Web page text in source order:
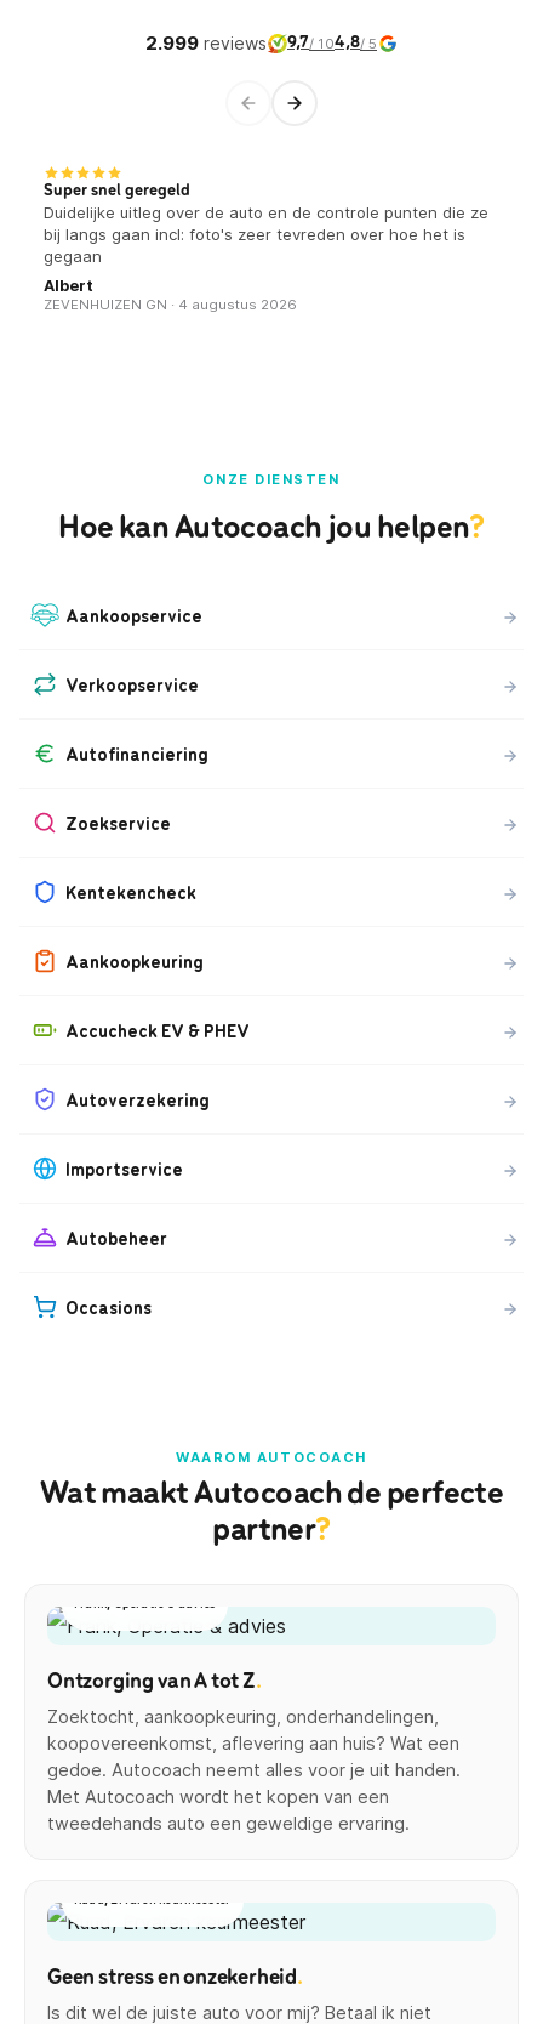
2.999 reviews 9,7/ 104,8/ 5
Super snel geregeld
Duidelijke uitleg over de auto en de controle punten die ze
bij langs gaan incl: foto's zeer tevreden over hoe het is
gegaan
Albert
ZEVENHUIZEN GN · 4 augustus 2026
ONZE DIENSTEN
Hoe kan Autocoach jou helpen?
Aankoopservice
Verkoopservice
Autofinanciering
Zoekservice
Kentekencheck
Aankoopkeuring
Accucheck EV & PHEV
Autoverzekering
Importservice
Autobeheer
Occasions
WAAROM AUTOCOACH
Wat maakt Autocoach de perfecte
partner?
Frank, Operatie & advies
Ontzorging van A tot Z.
Zoektocht, aankoopkeuring, onderhandelingen,
koopovereenkomst, aflevering aan huis? Wat een
gedoe. Autocoach neemt alles voor je uit handen.
Met Autocoach wordt het kopen van een
tweedehands auto een geweldige ervaring.
Ruud, Ervaren keurmeester
Geen stress en onzekerheid.
Is dit wel de juiste auto voor mij? Betaal ik niet